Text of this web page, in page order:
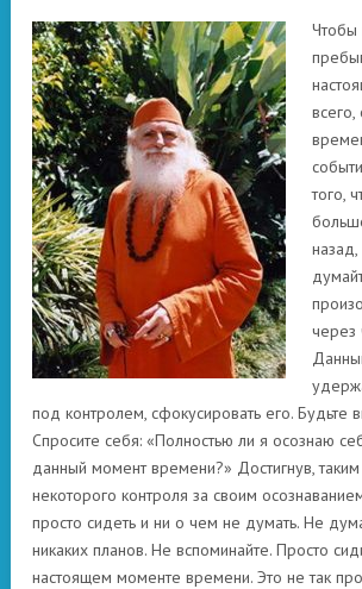
Чтобы
всего,
того,
через
под контролем, сфокусировать его. Будьте
Спросите себя: «Полностью ли я осознаю
данный момент времени?» Достигнув,
некоторого контроля за своим
просто сидеть и ни о чем не думать. Не
никаких планов. Не вспоминайте. Просто
настоящем моменте времени. Это не так